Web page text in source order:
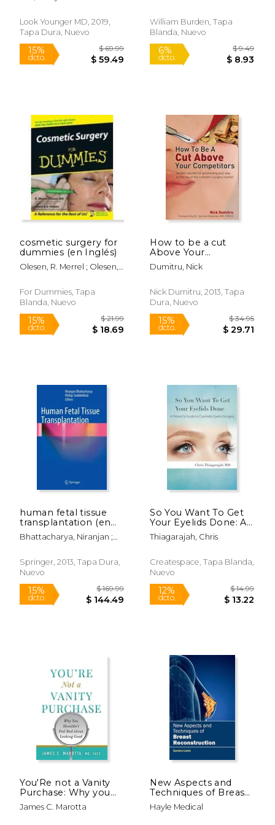
dcto. $ 207.63
6%
dcto.
Look Younger MD, 2019,
Tapa Dura, Nuevo
dcto. $ 59.49
William Burden, Tapa
Blanda, Nuevo
6%
dcto.
cosmetic surgery for
dummies (en Inglés)
Olesen, R. Merrel ; Olesen,
For Dummies, Tapa
Blanda, Nuevo
How to be a cut
Above Your
Competitors: Insider
Secrets for
to the top of the
Cosmetic Surgery
Dumitru, Nick
Nick Dumitru, 2013, Tapa
Dura, Nuevo
human fetal tissue
transplantation (en
Inglés)
Bhattacharya, Niranjan ;
Springer, 2013, Tapa Dura,
Nuevo
So You Want To Get
Your Eyelids Done: A
Patients Guide to
Cosmetic Eyelid
Thiagarajah, Chris
Createspace, Tapa Blanda,
Nuevo
You'Re not a Vanity
Purchase: Why you
Shouldn'T Feel bad
About Looking Good
James C. Marotta
New Aspects and
Techniques of Breast
Reconstruction (en
Inglés)
Hayle Medical